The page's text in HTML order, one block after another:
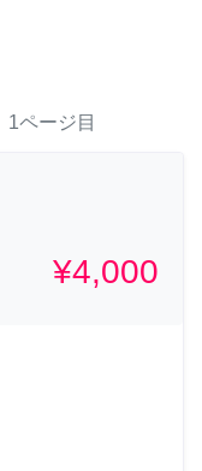
1ページ目
¥4,000